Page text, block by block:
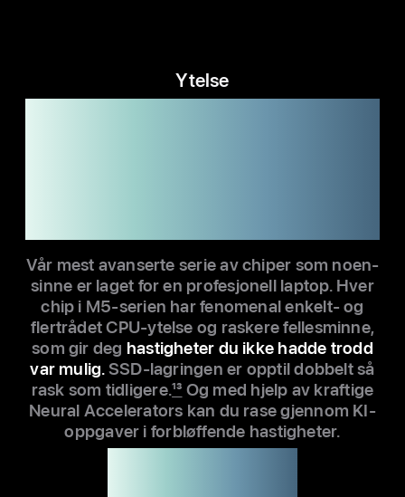
Ytelse
Vår mest avanserte serie av chiper som noen­
sinne er laget for en profesjonell laptop. Hver
chip i M5-serien har fenomenal enkelt- og
flertrådet CPU-ytelse og raskere felles­minne,
som gir deg hastig­heter du ikke hadde trodd
var mulig.SSD-lagringen er opptil dobbelt så
rask som tidligere.13 Og med hjelp av kraftige
Neural Accelerators kan du rase gjennom KI-
opp­gaver i forbløffende hastig­heter.